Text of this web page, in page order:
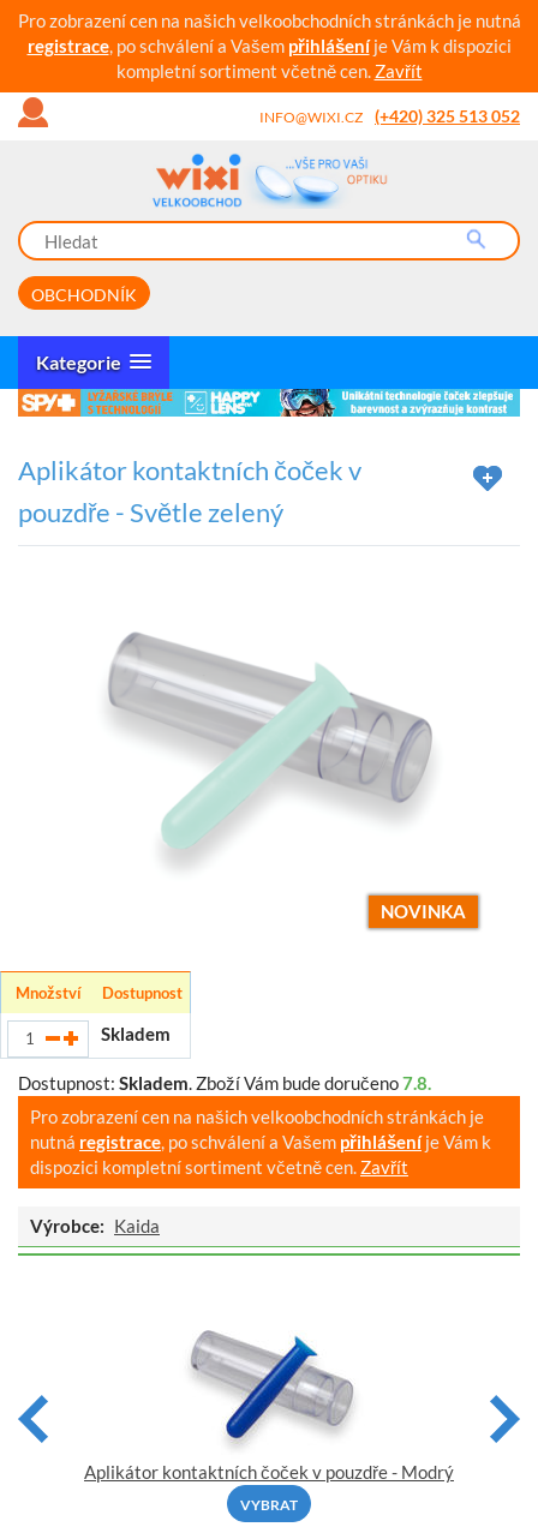
Pro zobrazení cen na našich velkoobchodních stránkách je nutná
registrace, po schválení a Vašem přihlášeníje Vám k dispozici
kompletní sortiment včetně cen. Zavřít
INFO@WIXI.CZ (+420) 325 513 052
OBCHODNÍK
Kategorie
Aplikátor kontaktních čoček v
pouzdře - Světle zelený
NOVINKA
Množství Dostupnost
Skladem
Dostupnost: Skladem Zboží Vám bude doručeno7.8.
Pro zobrazení cen na našich velkoobchodních stránkách je
nutná registrace , po schválení a Vašem přihlášeníje Vám k
dispozici kompletní sortiment včetně cen. Zavřít
Výrobce: Kaida
Aplikátor kontaktních čoček v pouzdře - Modrý
VYBRAT